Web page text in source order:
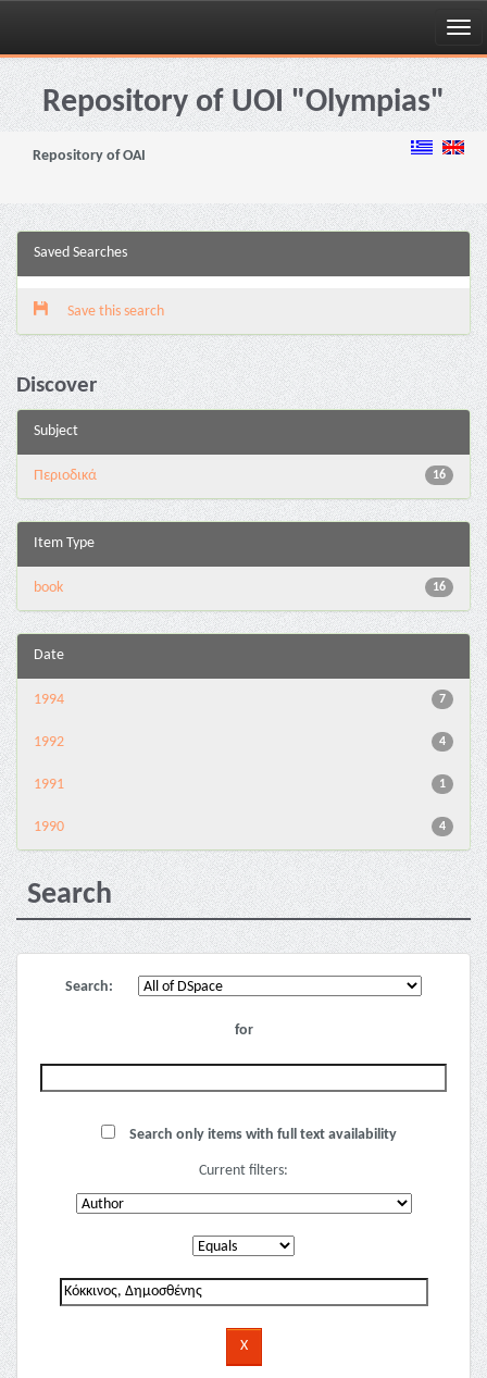
Skip
navigationRepository of UOI "Olympias"
Repository of OAI
Saved Searches
Save this search
Discover
Subject
16
Περιοδικά
Item Type
16
book
Date
7
1994
4
1992
1
1991
4
1990
Search
Search:
for
Search only items with full text availability
Current filters: